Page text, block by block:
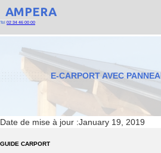
AMPERA
Tel 02 34 46 00 00
E-CARPORT AVEC
Date de mise à jour :January 19, 2019
GUIDE CARPORT